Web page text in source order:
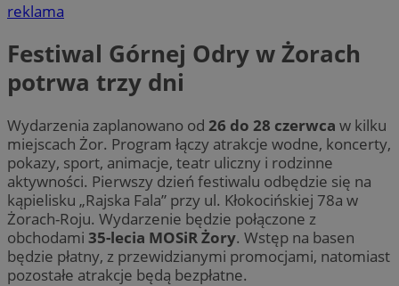
reklama
Festiwal Górnej Odry w Żorach
potrwa trzy dni
Wydarzenia zaplanowano od 26 do 28 czerwca w kilku
miejscach Żor. Program łączy atrakcje wodne, koncerty,
pokazy, sport, animacje, teatr uliczny i rodzinne
aktywności. Pierwszy dzień festiwalu odbędzie się na
kąpielisku „Rajska Fala” przy ul. Kłokocińskiej 78a w
Żorach-Roju. Wydarzenie będzie połączone z
obchodami 35-lecia MOSiR Żory. Wstęp na basen
będzie płatny, z przewidzianymi promocjami, natomiast
pozostałe atrakcje będą bezpłatne.